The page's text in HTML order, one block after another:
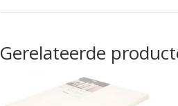
Gerelateerde